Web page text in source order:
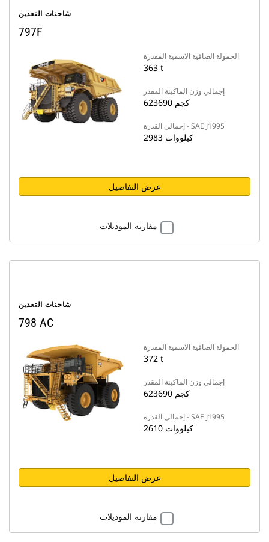
شاحنات التعدين
797F
الحمولة الصافية الاسمية المقدرة
363 t
إجمالي وزن الماكينة المقدر
623690 كجم
إجمالي القدرة - SAE J1995
2983 كيلووات
عرض التفاصيل
مقارنة الموديلات
شاحنات التعدين
798 AC
الحمولة الصافية الاسمية المقدرة
372 t
إجمالي وزن الماكينة المقدر
623690 كجم
إجمالي القدرة - SAE J1995
2610 كيلووات
عرض التفاصيل
مقارنة الموديلات